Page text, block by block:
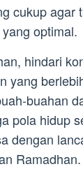
cukup agar
optimal.
hindari
yang
buahan
pola hidup
dengan
Ramadhan.